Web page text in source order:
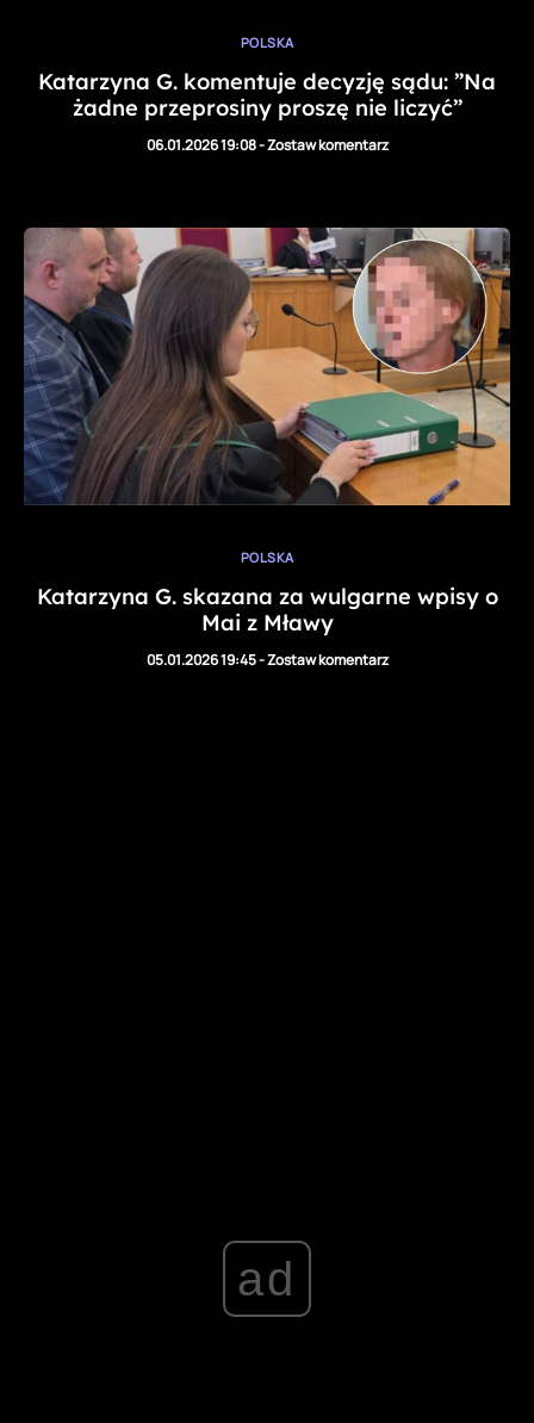
POLSKA
Katarzyna G. komentuje decyzję sądu: ”Na
żadne przeprosiny proszę nie liczyć”
06.01.2026 19:08-Zostaw komentarz
POLSKA
Katarzyna G. skazana za wulgarne wpisy o
Mai z Mławy
05.01.2026 19:45-Zostaw komentarz
ad